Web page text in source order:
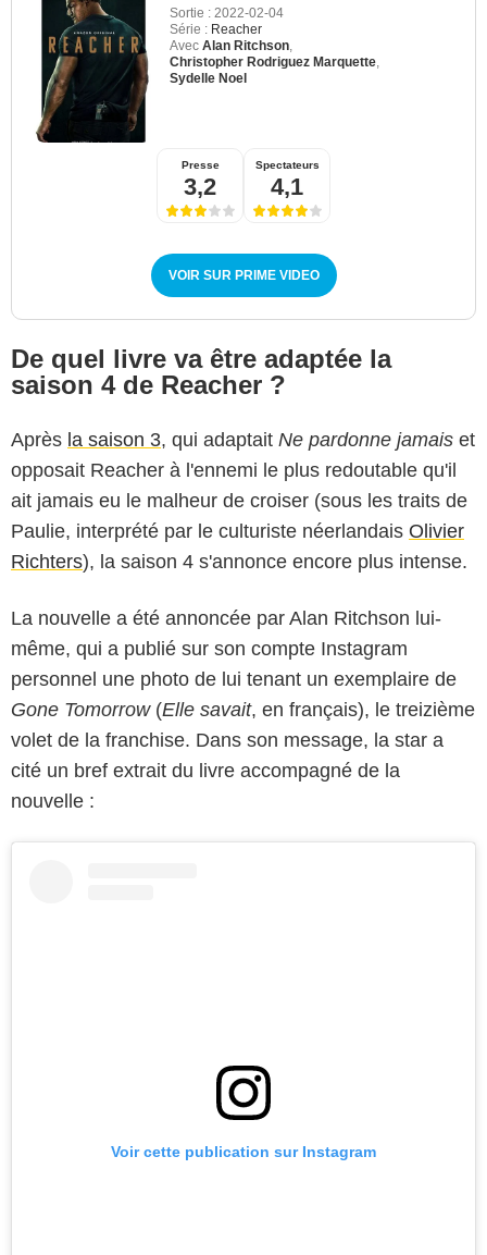
Sortie : 2022-02-04
Série : Reacher
Avec Alan Ritchson
Christopher Rodriguez Marquette
Sydelle Noel
Presse
3,2
Spectateurs
4,1
VOIR SUR PRIME VIDEO
De quel livre va être adaptée la
saison 4 de Reacher ?
Après la saison 3, qui adaptait Ne pardonne jamais et
opposait Reacher à l'ennemi le plus redoutable qu'il
ait jamais eu le malheur de croiser (sous les traits de
Paulie, interprété par le culturiste néerlandais Olivier
Richters), la saison 4 s'annonce encore plus intense.
La nouvelle a été annoncée par Alan Ritchson lui-
même, qui a publié sur son compte Instagram
personnel une photo de lui tenant un exemplaire de
Gone Tomorrow(Elle savait, en français), le treizième
volet de la franchise. Dans son message, la star a
cité un bref extrait du livre accompagné de la
nouvelle :
Voir cette publication sur Instagram